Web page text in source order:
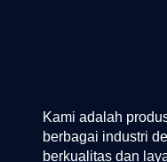
Kami adalah
berbagai industri
berkualitas dan